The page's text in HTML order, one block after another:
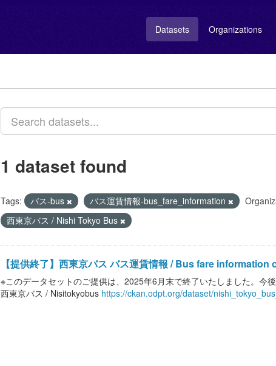
Datasets Organizations
1 dataset found
Tags: バス-bus バス運賃情報-bus_fare_information
西東京バス / Nishi Tokyo Bus
【提供終了】西東京バス バス運賃情報 / Bus fare
※このデータセットのご提供は、2025年6月末で終了いたしました。今
西東京バス / Nisitokyobus https://ckan.odpt.org/dataset/